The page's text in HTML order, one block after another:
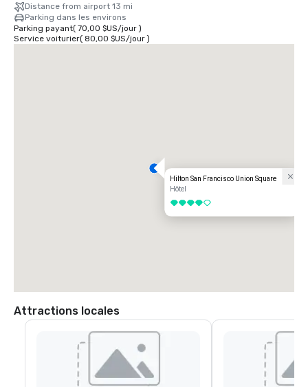
Distance from airport 13 mi
Parking dans les environs
Parking payant( 70,00 $US/jour)
Service voiturier( 80,00 $US/jour)
Hilton San Francisco Union Square
Hôtel
4 sur 5
Attractions locales